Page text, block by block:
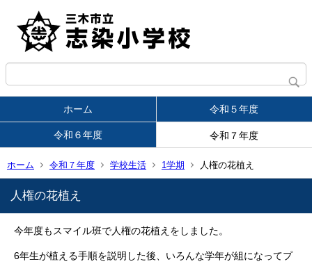
ホーム 令和５年度
令和６年度 令和７年度
ホーム 令和７年度 学校生活 1学期 人権の花植え
人権の花植え
今年度もスマイル班で人権の花植えをしました。
6年生が植える手順を説明した後、いろんな学年が組になってプ